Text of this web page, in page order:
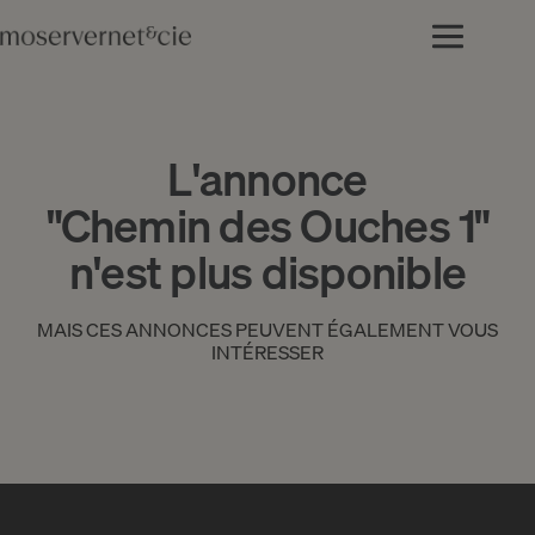
L'annonce
"Chemin des Ouches 1"
n'est plus disponible
MAIS CES ANNONCES PEUVENT ÉGALEMENT VOUS
INTÉRESSER